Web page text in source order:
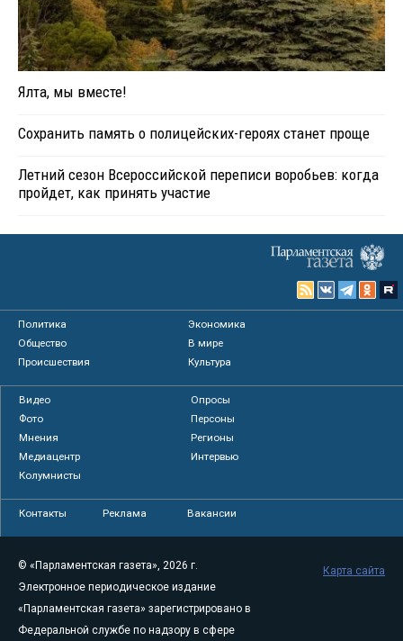
Ялта, мы вместе!
Сохранить память о полицейских-героях станет проще
Летний сезон Всероссийской переписи воробьев: когда
пройдет, как принять участие
Политика
Экономика
Общество
В мире
Происшествия
Культура
Видео
Опросы
Фото
Персоны
Мнения
Регионы
Медиацентр
Интервью
Колумнисты
Контакты Реклама Вакансии
© «Парламентская газета», 2026 г.
Электронное периодическое издание
«Парламентская газета» зарегистрировано в
Федеральной службе по надзору в сфере
Карта сайта